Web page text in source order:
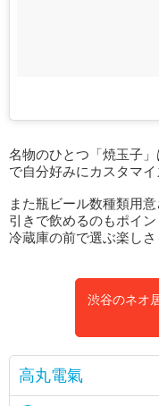
名物のひとつ「焼玉子
で自分好みにカスタマイ
また瓶ビール数種類用
引きで飲めるのもポイン
冷蔵庫の前で選ぶ楽しさ
渋谷のネオ
高丸電氣